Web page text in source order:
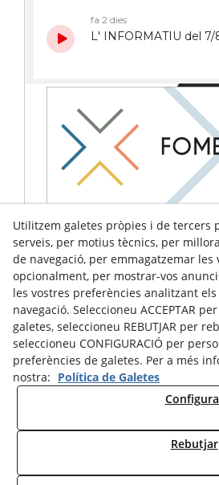
Utilitzem galetes pròpies i de tercers
serveis, per motius tècnics, per
de navegació, per emmagatzemar
opcionalment, per mostrar-vos
les vostres preferències analitzant
navegació. Seleccioneu ACCEPTAR
galetes, seleccioneu REBUTJAR per
seleccioneu CONFIGURACIÓ per
preferències de galetes. Per a més
nostra: Política de Galetes
Rebutjar